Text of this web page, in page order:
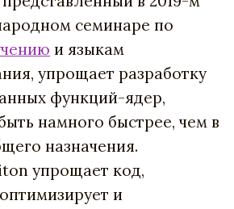
семинаре по
и языкам
упрощает разработку
функций-ядер,
намного быстрее, чем в
назначения.
упрощает код,
и